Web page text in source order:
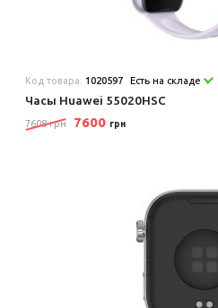
Код товара: 1020597 Есть на складе
Часы Huawei 55020HSC
7608 грн 7600 грн